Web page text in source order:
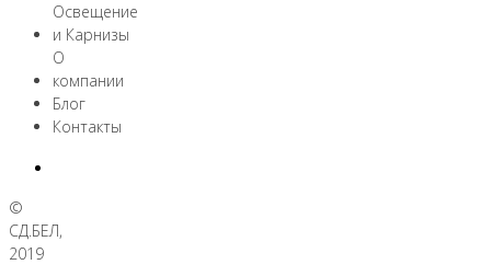
Освещение
и Карнизы
О
компании
Блог
Контакты
©
СД.БЕЛ,
2019